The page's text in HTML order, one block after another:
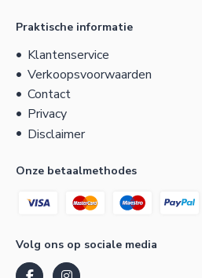
Praktische informatie
Klantenservice
Verkoopsvoorwaarden
Contact
Privacy
Disclaimer
Onze betaalmethodes
Volg ons op sociale media